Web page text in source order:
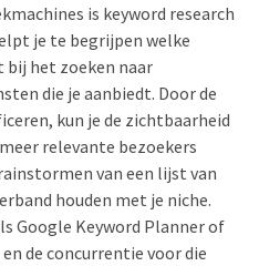
is keyword research
je te begrijpen welke
het zoeken naar
die je aanbiedt. Door de
kun je de zichtbaarheid
relevante bezoekers
van een lijst van
houden met je niche.
Google Keyword Planner of
de concurrentie voor die